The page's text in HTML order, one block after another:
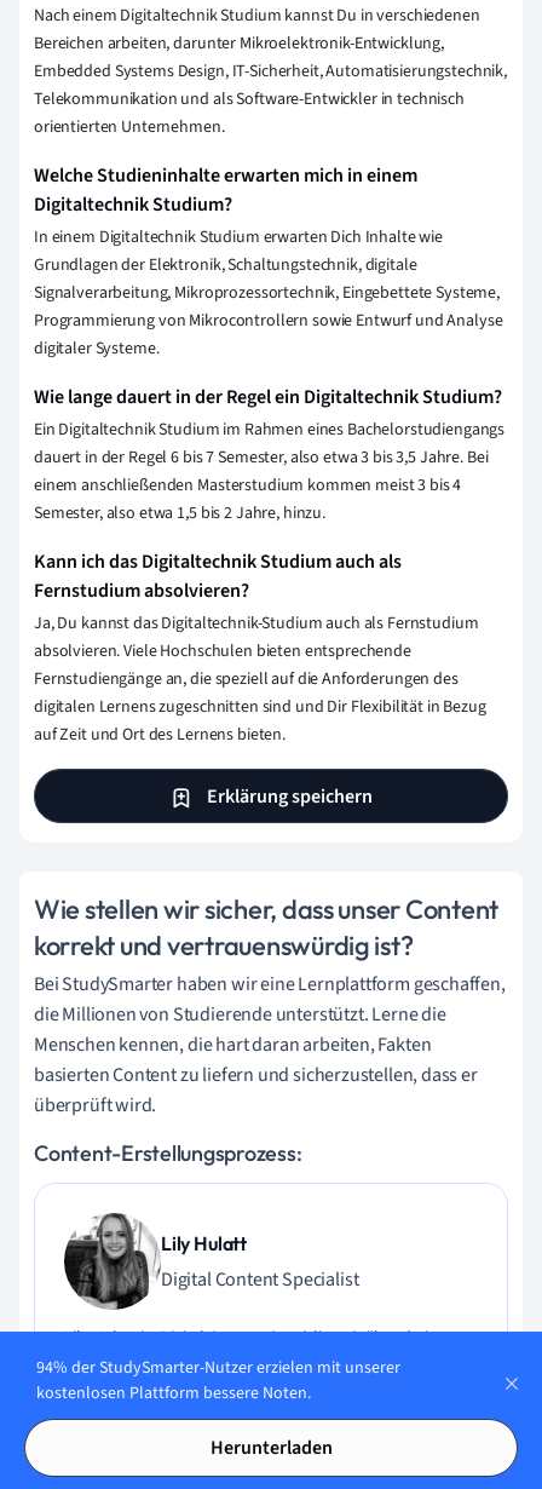
Nach einem Digitaltechnik Studium kannst Du in verschiedenen
Bereichen arbeiten, darunter Mikroelektronik-Entwicklung,
Embedded Systems Design, IT-Sicherheit, Automatisierungstechnik,
Telekommunikation und als Software-Entwickler in technisch
orientierten Unternehmen.
Welche Studieninhalte erwarten mich in einem
Digitaltechnik Studium?
In einem Digitaltechnik Studium erwarten Dich Inhalte wie
Grundlagen der Elektronik, Schaltungstechnik, digitale
Signalverarbeitung, Mikroprozessortechnik, Eingebettete Systeme,
Programmierung von Mikrocontrollern sowie Entwurf und Analyse
digitaler Systeme.
Wie lange dauert in der Regel ein Digitaltechnik Studium?
Ein Digitaltechnik Studium im Rahmen eines Bachelorstudiengangs
dauert in der Regel 6 bis 7 Semester, also etwa 3 bis 3,5 Jahre. Bei
einem anschließenden Masterstudium kommen meist 3 bis 4
Semester, also etwa 1,5 bis 2 Jahre, hinzu.
Kann ich das Digitaltechnik Studium auch als
Fernstudium absolvieren?
Ja, Du kannst das Digitaltechnik-Studium auch als Fernstudium
absolvieren. Viele Hochschulen bieten entsprechende
Fernstudiengänge an, die speziell auf die Anforderungen des
digitalen Lernens zugeschnitten sind und Dir Flexibilität in Bezug
auf Zeit und Ort des Lernens bieten.
Erklärung speichern
Wie stellen wir sicher, dass unser Content
korrekt und vertrauenswürdig ist?
Bei StudySmarter haben wir eine Lernplattform geschaffen,
die Millionen von Studierende unterstützt. Lerne die
Menschen kennen, die hart daran arbeiten, Fakten
basierten Content zu liefern und sicherzustellen, dass er
überprüft wird.
Content-Erstellungsprozess:
Lily Hulatt
Digital Content Specialist
Lily Hulatt ist Digital Content Specialist mit über drei
Jahren Erfahrung in Content-Strategie und Curriculum-
Design. Sie hat 2022 ihren Doktortitel in Englischer Literatur
an der Durham University erhalten, dort auch im
Fachbereich Englische Studien unterrichtet und an
verschiedenen Veröffentlichungen mitgewirkt. Lily ist
94% der StudySmarter-Nutzer erzielen mit unserer
kostenlosen Plattform bessere Noten.
Herunterladen